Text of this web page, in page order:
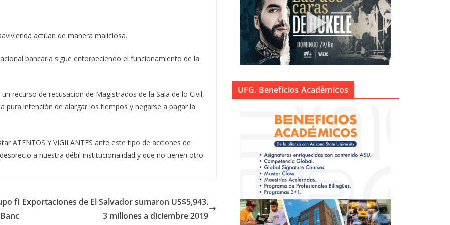
actúan de manera maliciosa.
bancaria sigue entorpeciendo el funcionamiento de la
recurso de recusacion de Magistrados de la Sala de lo Civil,
pura intención de alargar los tiempos y negarse a pagar la
ATENTOS Y VIGILANTES ante este tipo de acciones de
a nuestra débil institucionalidad y que no tienen otro
fi Exportaciones de El Salvador sumaron US$5,943.
3 millones a diciembre 2019
UFG. Beneficios Académicos